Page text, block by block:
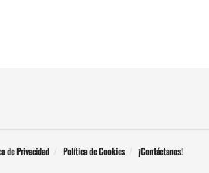
de Privacidad Política de Cookies ¡Contáctanos!